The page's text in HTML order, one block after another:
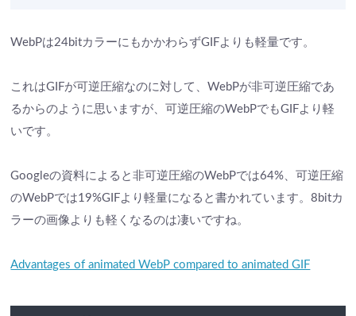
WebPは24bitカラーにもかかわらずGIFよりも軽量です。
これはGIFが可逆圧縮なのに対して、WebPが非可逆圧縮であ
るからのように思いますが、可逆圧縮のWebPでもGIFより軽
いです。
Googleの資料によると非可逆圧縮のWebPでは64%、可逆圧縮
のWebPでは19%GIFより軽量になると書かれています。8bitカ
ラーの画像よりも軽くなるのは凄いですね。
Advantages of animated WebP compared to animated GIF